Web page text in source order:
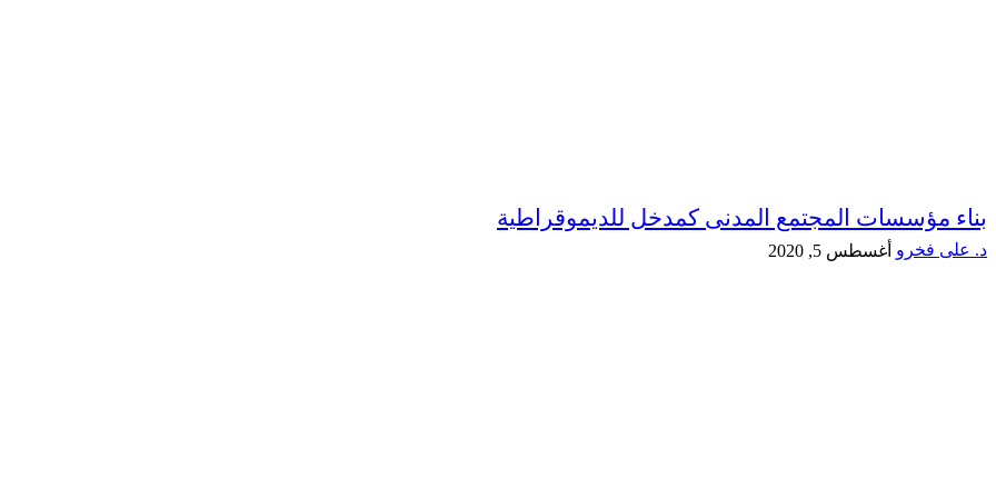
بناء مؤسسات المجتمع المدنى كمدخل للديموقراطية
د. على فخرو أغسطس 5, 2020